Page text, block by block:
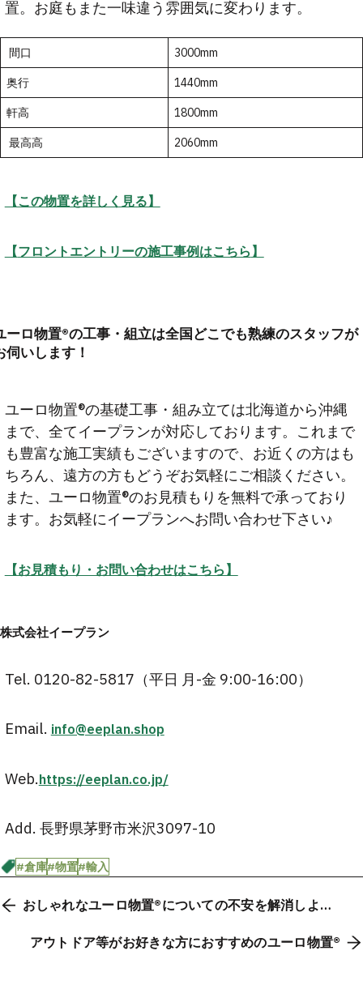
置。お庭もまた一味違う雰囲気に変わります。
間口 3000mm
奥行 1440mm
軒高 1800mm
最高高 2060mm
【この物置を詳しく見る】
【フロントエントリーの施工事例はこちら 】
ーロ物置®︎の工事・組立は全国どこでも熟練のスタッフが
伺いします！
ユーロ物置®︎の基礎工事・組み立ては北海道から沖縄
まで、全てイープランが対応しております。これまで
も豊富な施工実績もございますので、お近くの方はも
ちろん、遠方の方もどうぞお気軽にご相談ください。
また、ユーロ物置®のお見積もりを無料で承っており
ます。お気軽にイープランへお問い合わせ下さい♪
【お見積もり・お問い合わせはこちら】
株式会社イープラン
Tel. 0120-82-5817（平日 月-金 9:00-16:00）
Email. info@eeplan.shop
Web.https://eeplan.co.jp/
Add. 長野県茅野市米沢3097-10
#倉庫#物置#輸入
おしゃれなユーロ物置®️についての不安を解消しよ
アウトドア等がお好きな方におすすめのユーロ物置®️